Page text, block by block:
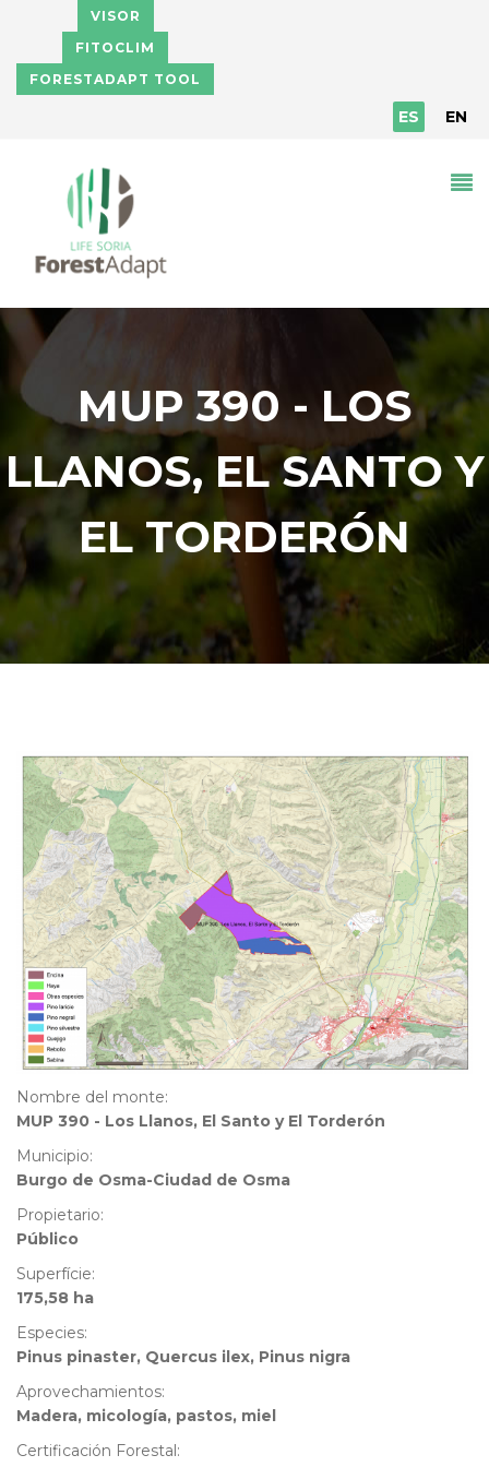
Pasar al contenido principal
VISOR
FITOCLIM
FORESTADAPT TOOL
ES EN
MUP 390 - LOS
LLANOS, EL SANTO Y
EL TORDERÓN
Nombre del monte:
MUP 390 - Los Llanos, El Santo y El Torderón
Municipio:
Burgo de Osma-Ciudad de Osma
Propietario:
Público
Superfície:
175,58 ha
Especies:
Pinus pinaster, Quercus ilex, Pinus nigra
Aprovechamientos:
Madera, micología, pastos, miel
Certificación Forestal: